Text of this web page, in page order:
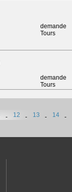
demande
Tours
demande
Tours
- 12 - 13 - 14 -